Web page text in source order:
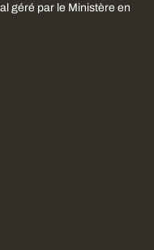
géré par le Ministère en